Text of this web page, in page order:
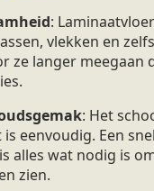
:
vlekken en
ze langer meegaan
: Het
is eenvoudig. Een
alles wat nodig is
zien.